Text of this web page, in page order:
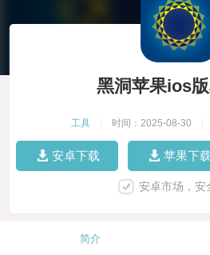
黑洞苹果ios
工具 时间：2025-08-30
安卓下载 苹果下载
安卓市场，安
简介